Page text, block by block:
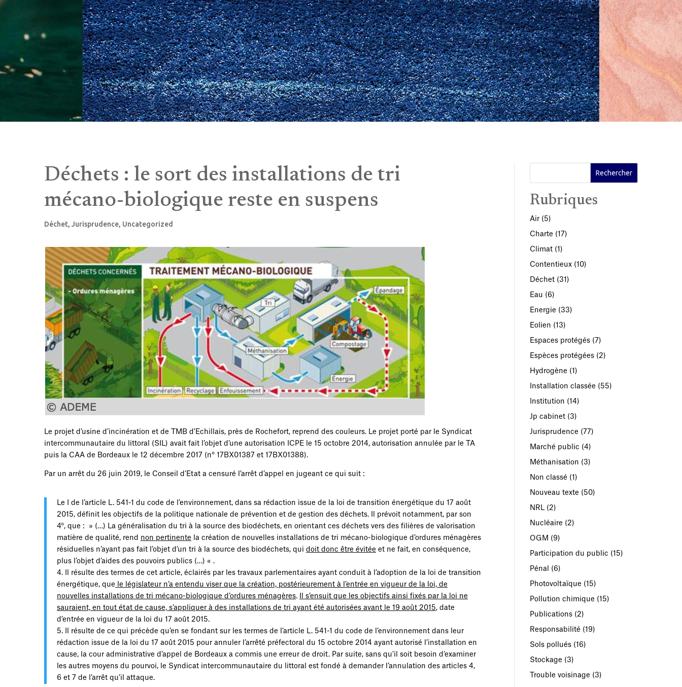
Déchets : le sort des installations de tri
mécano-biologique reste en suspens
Déchet, Jurisprudence, Uncategorized
Le projet d’usine d’incinération et de TMB d’Echillais, près de Rochefort, reprend des couleurs. Le projet porté par le Syndicat
intercommunautaire du littoral (SIL) avait fait l’objet d’une autorisation ICPE le 15 octobre 2014, autorisation annulée par le TA
puis la CAA de Bordeaux le 12 décembre 2017 (n° 17BX01387 et 17BX01388).
Par un arrêt du 26 juin 2019, le Conseil d’Etat a censuré l’arrêt d’appel en jugeant ce qui suit :
Le I de l’article L. 541-1 du code de l’environnement, dans sa rédaction issue de la loi de transition énergétique du 17 août
2015, définit les objectifs de la politique nationale de prévention et de gestion des déchets. Il prévoit notamment, par son
4°, que : » (…) La généralisation du tri à la source des biodéchets, en orientant ces déchets vers des filières de valorisation
matière de qualité, rend non pertinente la création de nouvelles installations de tri mécano-biologique d’ordures ménagères
résiduelles n’ayant pas fait l’objet d’un tri à la source des biodéchets, qui doit donc être évitée et ne fait, en conséquence,
plus l’objet d’aides des pouvoirs publics (…) « .
4. Il résulte des termes de cet article, éclairés par les travaux parlementaires ayant conduit à l’adoption de la loi de transition
énergétique, que le législateur n’a entendu viser que la création, postérieurement à l’entrée en vigueur de la loi, de
nouvelles installations de tri mécano-biologique d’ordures ménagères.
Il s’ensuit que les objectifs ainsi fixés par la loi ne
sauraient, en tout état de cause, s’appliquer à des installations de tri ayant été autorisées avant le 19 août 2015, date
d’entrée en vigueur de la loi du 17 août 2015.
5. Il résulte de ce qui précède qu’en se fondant sur les termes de l’article L. 541-1 du code de l’environnement dans leur
rédaction issue de la loi du 17 août 2015 pour annuler l’arrêté préfectoral du 15 octobre 2014 ayant autorisé l’installation en
cause, la cour administrative d’appel de Bordeaux a commis une erreur de droit. Par suite, sans qu’il soit besoin d’examiner
les autres moyens du pourvoi, le Syndicat intercommunautaire du littoral est fondé à demander l’annulation des articles 4,
6 et 7 de l’arrêt qu’il attaque.
Rubriques
Air(5)
Charte (17)
Climat(1)
Contentieux(10)
Déchet(31)
Eau (6)
Energie (33)
Eolien (13)
Espaces protégés(7)
Espèces protégées(2)
Hydrogène (1)
Installation classée (55)
Institution (14)
Jp cabinet(3)
Jurisprudence (77)
Marché public (4)
Méthanisation (3)
Non classé (1)
Nouveau texte (50)
NRL(2)
Nucléaire (2)
OGM (9)
Participation du public (15)
Pénal (6)
Photovoltaïque (15)
Pollution chimique (15)
Publications(2)
Responsabilité (19)
Sols pollués(16)
Stockage (3)
Trouble voisinage (3)